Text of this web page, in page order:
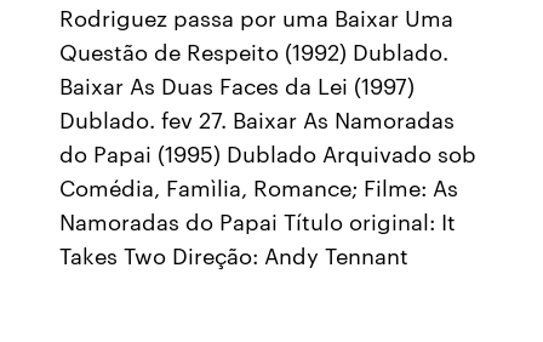
Rodriguez passa por uma Baixar Uma
Questão de Respeito (1992) Dublado.
Baixar As Duas Faces da Lei (1997)
Dublado. fev 27. Baixar As Namoradas
do Papai (1995) Dublado Arquivado sob
Comédia, Famìlia, Romance; Filme: As
Namoradas do Papai Título original: It
Takes Two Direção: Andy Tennant